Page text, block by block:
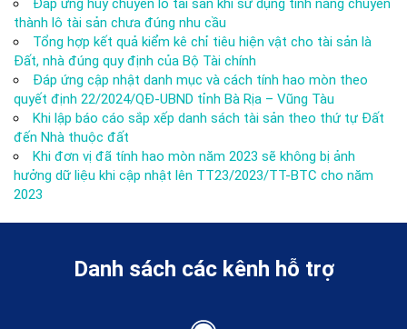
Đáp ứng hủy chuyển lô tài sản khi sử dụng tính năng chuyển
thành lô tài sản chưa đúng nhu cầu
Tổng hợp kết quả kiểm kê chỉ tiêu hiện vật cho tài sản là
Đất, nhà đúng quy định của Bộ Tài chính
Đáp ứng cập nhật danh mục và cách tính hao mòn theo
quyết định 22/2024/QĐ-UBND tỉnh Bà Rịa – Vũng Tàu
Khi lập báo cáo sắp xếp danh sách tài sản theo thứ tự Đất
đến Nhà thuộc đất
Khi đơn vị đã tính hao mòn năm 2023 sẽ không bị ảnh
hưởng dữ liệu khi cập nhật lên TT23/2023/TT-BTC cho năm
2023
Danh sách các kênh hỗ trợ